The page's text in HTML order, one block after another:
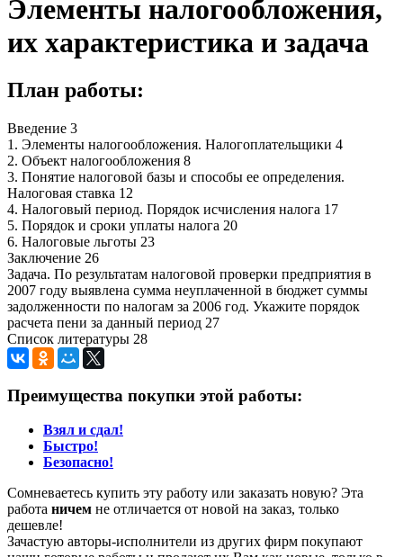
Элементы налогообложения,
их характеристика и задача
План работы:
Введение 3
1. Элементы налогообложения. Налогоплательщики 4
2. Объект налогообложения 8
3. Понятие налоговой базы и способы ее определения.
Налоговая ставка 12
4. Налоговый период. Порядок исчисления налога 17
5. Порядок и сроки уплаты налога 20
6. Налоговые льготы 23
Заключение 26
Задача. По результатам налоговой проверки предприятия в
2007 году выявлена сумма неуплаченной в бюджет суммы
задолженности по налогам за 2006 год. Укажите порядок
расчета пени за данный период 27
Список литературы 28
Преимущества покупки этой работы:
Взял и сдал!
Быстро!
Безопасно!
Сомневаетесь купить эту работу или заказать новую? Эта
работа ничем не отличается от новой на заказ, только
дешевле!
Зачастую авторы-исполнители из других фирм покупают